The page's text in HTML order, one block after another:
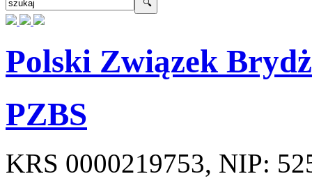
Polski Związek
PZBS
KRS 0000219753, NIP: